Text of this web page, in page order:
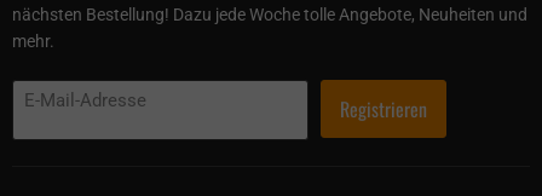
nächsten Bestellung! Dazu jede Woche tolle Angebote, Neuheiten und
mehr.
E-Mail-Adresse Registrieren